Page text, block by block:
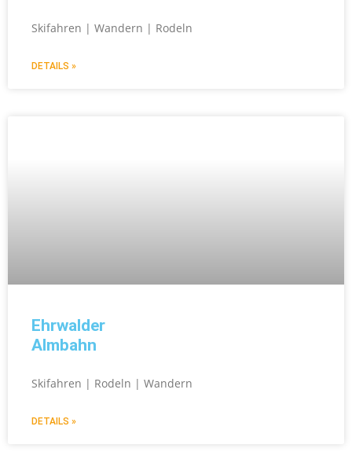
Skifahren | Wandern | Rodeln
DETAILS »
Ehrwalder
Almbahn
Skifahren | Rodeln | Wandern
DETAILS »